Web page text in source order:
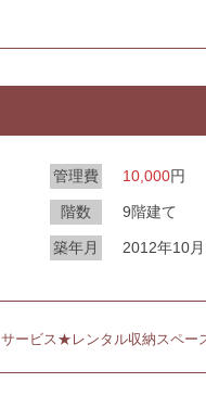
管理費 10,000円
階数 9階建て
築年月 2012年10月
ービス★レンタル収納スペ